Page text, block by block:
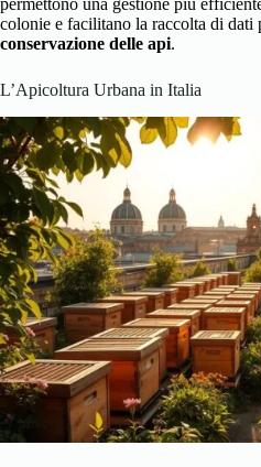
permettono una gestione più
colonie e facilitano la raccolta di dati
conservazione delle api.
L’Apicoltura Urbana in Italia